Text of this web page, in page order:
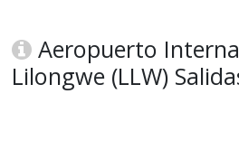
Aeropuerto
Lilongwe (LLW)